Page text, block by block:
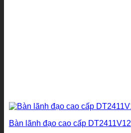
Bàn lãnh đạo cao cấp DT2411V12